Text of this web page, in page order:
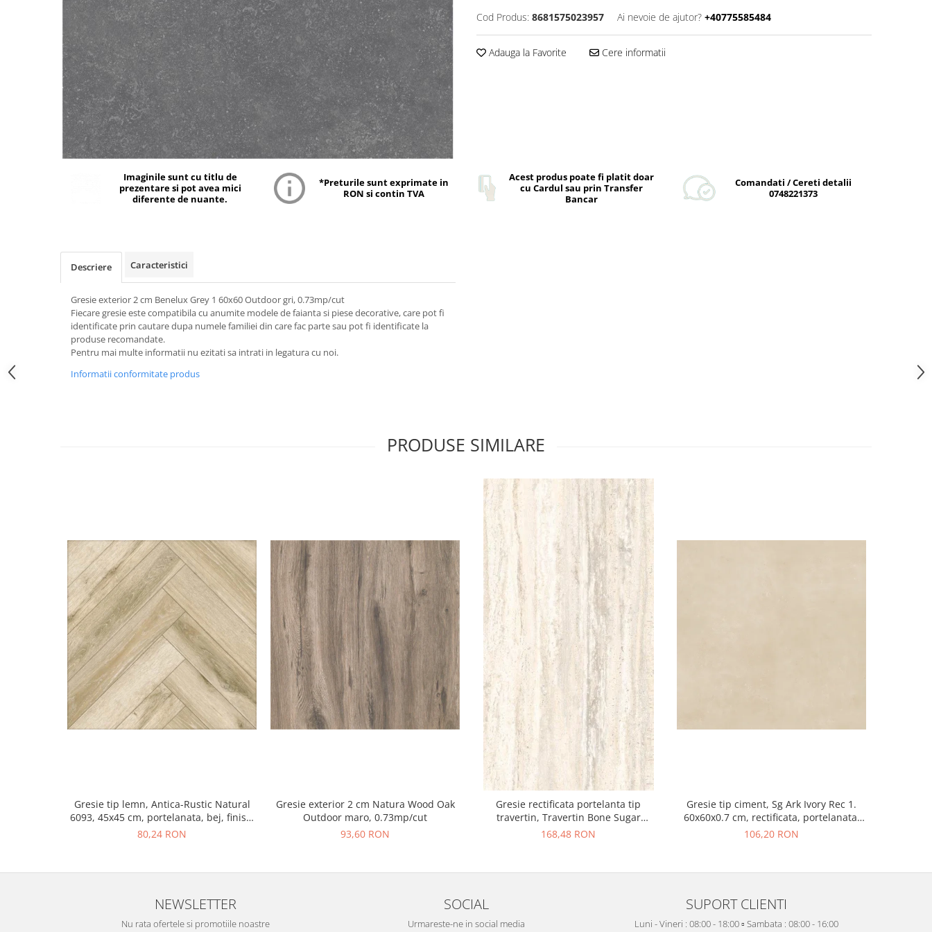
Cod Produs: 8681575023957 Ai nevoie de ajutor? +40775585484
Adauga la Favorite Cere informatii
Imaginile sunt cu titlu de
prezentare si pot avea mici
diferente de nuante.
*Preturile sunt exprimate in
RON si contin TVA
Acest produs poate fi platit doar
cu Cardul sau prin Transfer
Bancar
Comandati / Cereti detalii
0748221373
Descriere Caracteristici
Gresie exterior 2 cm Benelux Grey 1 60x60 Outdoor gri, 0.73mp/cut
Fiecare gresie este compatibila cu anumite modele de faianta si piese decorative, care pot fi
identificate prin cautare dupa numele familiei din care fac parte sau pot fi identificate la
produse recomandate.
Pentru mai multe informatii nu ezitati sa intrati in legatura cu noi.
Informatii conformitate produs
PRODUSE SIMILARE
Gresie tip lemn, Antica-Rustic Natural
6093, 45x45 cm, portelanata, bej, finisaj
mat
80,24 RON
Gresie exterior 2 cm Natura Wood Oak
Outdoor maro, 0.73mp/cut
93,60 RON
Gresie rectificata portelanta tip
travertin, Travertin Bone Sugar
25621011, 60x120 cm, bej, finisaj mat
168,48 RON
Gresie tip ciment, Sg Ark Ivory Rec 1.
60x60x0.7 cm, rectificata, portelanata,
bej, finisaj mat
106,20 RON
NEWSLETTER
Nu rata ofertele si promotiile noastre
SOCIAL
Urmareste-ne in social media
SUPORT CLIENTI
Luni - Vineri : 08:00 - 18:00 ▫️ Sambata : 08:00 - 16:00